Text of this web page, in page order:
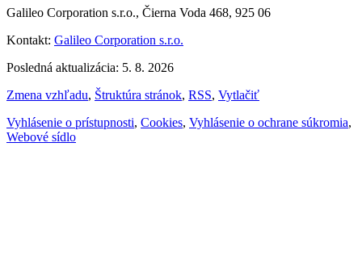
Galileo Corporation s.r.o., Čierna Voda 468, 925 06
Kontakt: Galileo Corporation s.r.o.
Posledná aktualizácia: 5. 8. 2026
Zmena vzhľadu, Štruktúra stránok, RSS, Vytlačiť
Vyhlásenie o prístupnosti, Cookies, Vyhlásenie o ochrane súkromia,
Webové sídlo